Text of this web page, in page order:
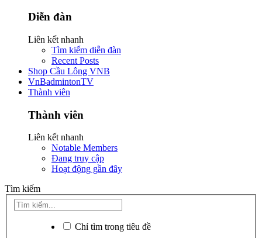
Diễn đàn
Liên kết nhanh
Tìm kiếm diễn đàn
Recent Posts
Shop Cầu Lông VNB
VnBadmintonTV
Thành viên
Thành viên
Liên kết nhanh
Notable Members
Đang truy cập
Hoạt động gần đây
Tìm kiếm
Chỉ tìm trong tiêu đề